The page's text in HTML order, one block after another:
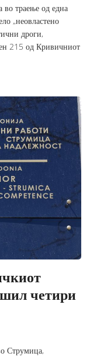
во траење од една
„неовластено
дроги,
215 од Кривичниот
четири
Струмица,